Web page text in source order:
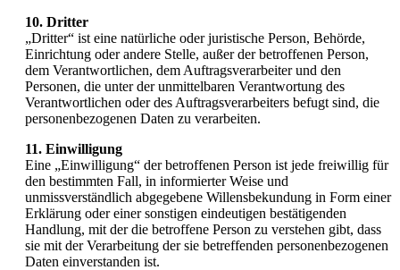
10. Dritter
„Dritter“ ist eine natürliche oder juristische Person, Behörde,
Einrichtung oder andere Stelle, außer der betroffenen Person,
dem Verantwortlichen, dem Auftragsverarbeiter und den
Personen, die unter der unmittelbaren Verantwortung des
Verantwortlichen oder des Auftragsverarbeiters befugt sind, die
personenbezogenen Daten zu verarbeiten.
11. Einwilligung
Eine „Einwilligung“ der betroffenen Person ist jede freiwillig für
den bestimmten Fall, in informierter Weise und
unmissverständlich abgegebene Willensbekundung in Form einer
Erklärung oder einer sonstigen eindeutigen bestätigenden
Handlung, mit der die betroffene Person zu verstehen gibt, dass
sie mit der Verarbeitung der sie betreffenden personenbezogenen
Daten einverstanden ist.